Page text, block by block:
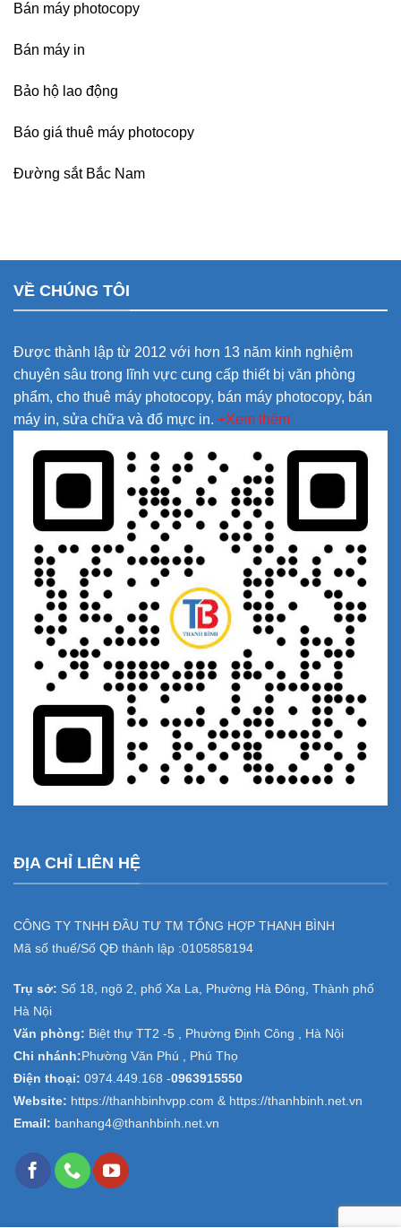
Bán máy photocopy
Bán máy in
Bảo hộ lao động
Báo giá thuê máy photocopy
Đường sắt Bắc Nam
VỀ CHÚNG TÔI
Được thành lập từ 2012 với hơn 13 năm kinh nghiệm
chuyên sâu trong lĩnh vực cung cấp thiết bị văn phòng
phẩm, cho thuê máy photocopy, bán máy photocopy, bán
máy in, sửa chữa và đổ mực in. +Xem thêm
ĐỊA CHỈ LIÊN HỆ
CÔNG TY TNHH ĐẦU TƯ TM TỔNG HỢP THANH BÌNH
Mã số thuế/Số QĐ thành lập :0105858194
Trụ sở: Số 18, ngõ 2, phố Xa La, Phường Hà Đông, Thành phố
Hà Nội
Văn phòng: Biệt thự TT2 -5 , Phường Định Công , Hà Nội
Chi nhánh: Phường Văn Phú , Phú Thọ
Điện thoại: 0974.449.168 -0963915550
Website: https://thanhbinhvpp.com & https://thanhbinh.net.vn
Email: banhang4@thanhbinh.net.vn